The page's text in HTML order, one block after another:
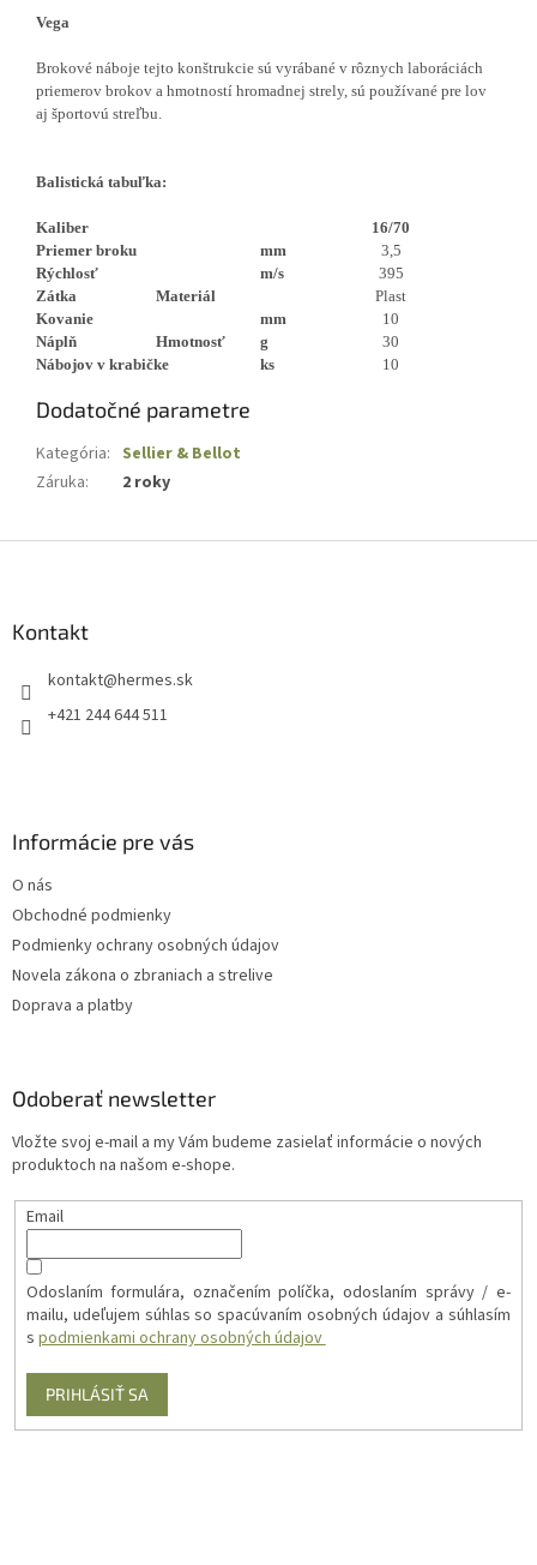
Vega
Brokové náboje tejto konštrukcie sú vyrábané v rôznych laboráciách
priemerov brokov a hmotností hromadnej strely, sú používané pre lov
aj športovú streľbu.
Balistická tabuľka:
Kaliber
16/70
Priemer broku
mm
3,5
Rýchlosť
m/s
395
Zátka
Materiál
Plast
Kovanie
mm
10
Náplň
Hmotnosť g
30
Nábojov v krabičke
ks 10
Dodatočné parametre
Kategória: Sellier & Bellot
Záruka: 2 roky
Kontakt
kontakt@hermes.sk
+421 244 644 511
Informácie pre vás
O nás
Obchodné podmienky
Podmienky ochrany osobných údajov
Novela zákona o zbraniach a strelive
Doprava a platby
Odoberať newsletter
Vložte svoj e-mail a my Vám budeme zasielať informácie o nových
produktoch na našom e-shope.
Email
Odoslaním formulára, označením políčka, odoslaním správy / e-
mailu, udeľujem súhlas so spacúvaním osobných údajov a súhlasím
s podmienkami ochrany osobných údajov
PRIHLÁSIŤ SA